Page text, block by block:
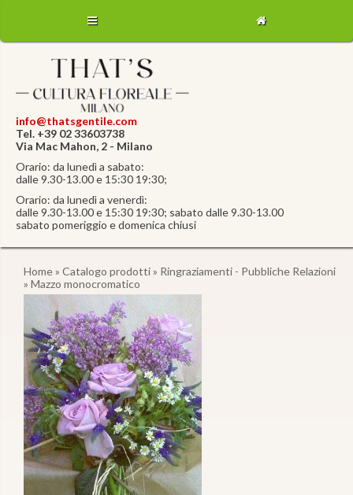
info@thatsgentile.com
Tel. +39 02 33603738
Via Mac Mahon, 2 - Milano
Orario: da lunedì a sabato:
dalle 9.30-13.00 e 15:30 19:30;
Orario: da lunedì a venerdì:
dalle 9.30-13.00 e 15:30 19:30; sabato dalle 9.30-13.00
sabato pomeriggio e domenica chiusi
Home» Catalogo prodotti» Ringraziamenti - Pubbliche Relazioni
» Mazzo monocromatico